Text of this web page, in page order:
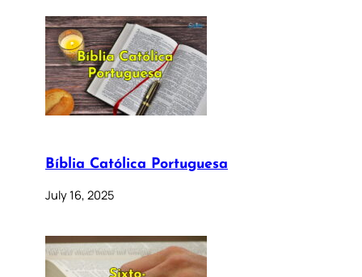
Bíblia Católica Portuguesa
July 16, 2025